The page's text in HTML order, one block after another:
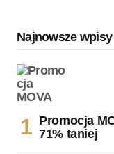
Najnowsze wpisy
Promocja
71% taniej